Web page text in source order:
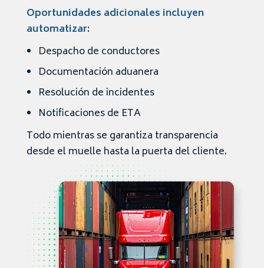
Oportunidades adicionales incluyen
automatizar:
Despacho de conductores
Documentación aduanera
Resolución de incidentes
Notificaciones de ETA
Todo mientras se garantiza transparencia
desde el muelle hasta la puerta del cliente.